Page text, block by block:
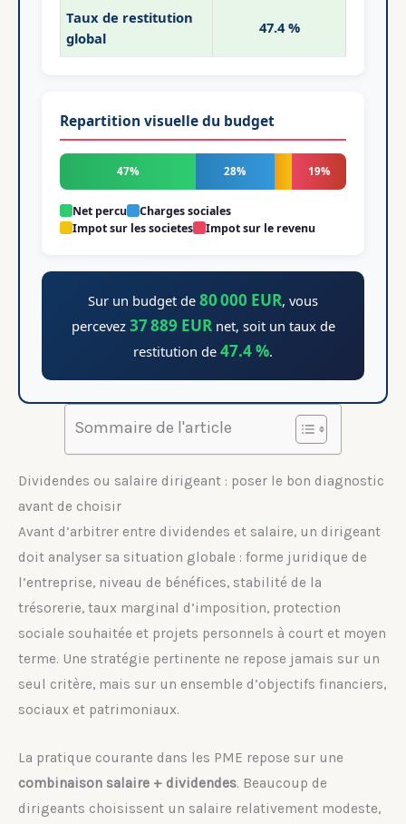
Taux de restitution
global
47.4 %
Repartition visuelle du budget
47% 28% 19%
Net percu
Charges sociales
Impot sur les societes
Impot sur le revenu
Sur un budget de 80 000 EUR, vous
percevez 37 889 EURnet, soit un taux de
restitution de 47.4 %.
Sommaire de l'article
Dividendes ou salaire dirigeant : poser le bon diagnostic
avant de choisir
Avant d’arbitrer entre dividendes et salaire, un dirigeant
doit analyser sa situation globale : forme juridique de
l’entreprise, niveau de bénéfices, stabilité de la
trésorerie, taux marginal d’imposition, protection
sociale souhaitée et projets personnels à court et moyen
terme. Une stratégie pertinente ne repose jamais sur un
seul critère, mais sur un ensemble d’objectifs financiers,
sociaux et patrimoniaux.
La pratique courante dans les PME repose sur une
combinaison salaire + dividendes. Beaucoup de
dirigeants choisissent un salaire relativement modeste,